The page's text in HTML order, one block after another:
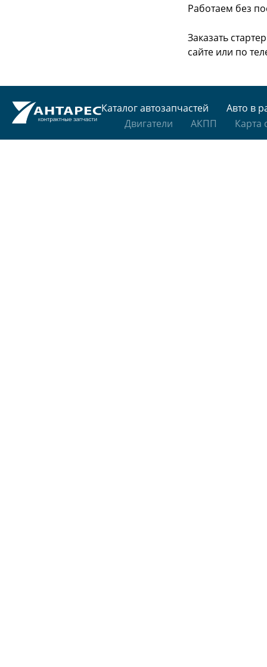
Работаем без
Заказать
сайте или по
Каталог автозапчастей
Авто в
Двигатели
АКПП Карта